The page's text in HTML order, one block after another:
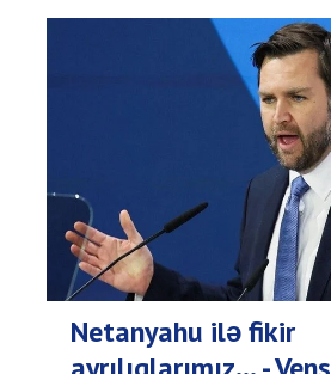
Netanyahu ilə fikir